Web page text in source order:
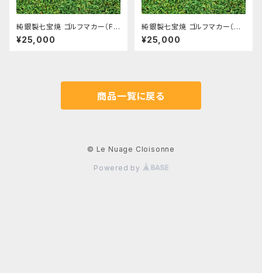
純銀製七宝焼 ゴルフマカー（FA
NTASTIC!_ao）
¥25,000
純銀製七宝焼 ゴルフマカー（A
mazing!_midori）
¥25,000
商品一覧に戻る
© Le Nuage Cloisonne
Powered by